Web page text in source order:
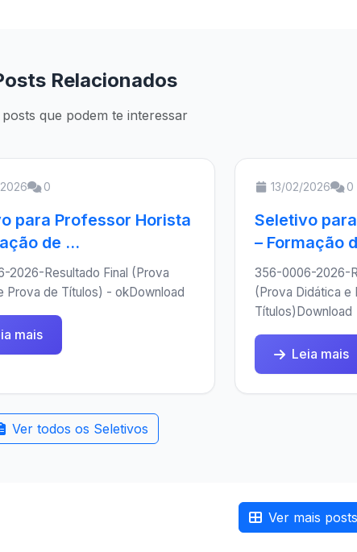
Relacionados
que podem te interessar
0
para Professor Horista
de ...
2026-Resultado Final (Prova
Prova de Títulos) - okDownload
mais
13/02/2026 0
Seletivo
– Formação
356-0006-2026-
(Prova Didática e
Títulos)Download
Leia mais
Ver todos os Seletivos
Ver mais posts